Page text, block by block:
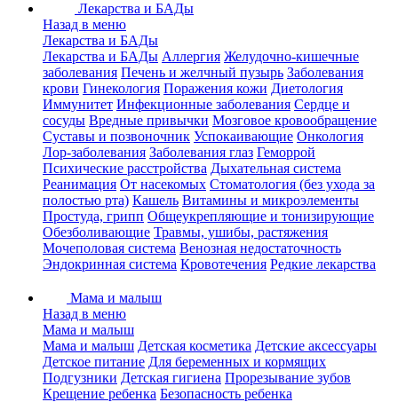
Лекарства и БАДы
Назад в меню
Лекарства и БАДы
Лекарства и БАДы Аллергия Желудочно-кишечные
заболевания Печень и желчный пузырь Заболевания
крови Гинекология Поражения кожи Диетология
Иммунитет Инфекционные заболевания Сердце и
сосуды Вредные привычки Мозговое кровообращение
Суставы и позвоночник Успокаивающие Онкология
Лор-заболевания Заболевания глаз Геморрой
Психические расстройства Дыхательная система
Реанимация От насекомых Стоматология (без ухода за
полостью рта) Кашель Витамины и микроэлементы
Простуда, грипп Общеукрепляющие и тонизирующие
Обезболивающие Травмы, ушибы, растяжения
Мочеполовая система Венозная недостаточность
Эндокринная система Кровотечения Редкие лекарства
Мама и малыш
Назад в меню
Мама и малыш
Мама и малыш Детская косметика Детские аксессуары
Детское питание Для беременных и кормящих
Подгузники Детская гигиена Прорезывание зубов
Крещение ребенка Безопасность ребенка